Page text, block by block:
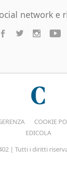
network e
COOKIE
EDICOLA
| Tutti i diritti